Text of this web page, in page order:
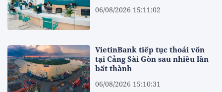
06/08/2026 15:11:02
VietinBank tiếp tục thoái vốn
tại Cảng Sài Gòn sau nhiều lần
bất thành
06/08/2026 15:10:31